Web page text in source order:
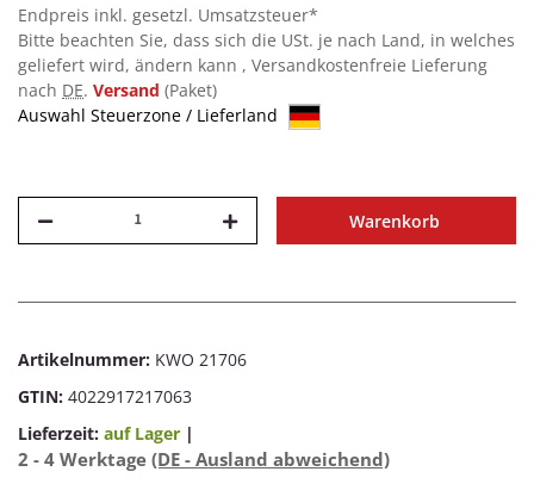
Endpreis inkl. gesetzl. Umsatzsteuer*
Bitte beachten Sie, dass sich die USt. je nach Land, in welches
geliefert wird, ändern kann , Versandkostenfreie Lieferung
nach DE. Versand (Paket)
Auswahl Steuerzone / Lieferland
Warenkorb
Artikelnummer: KWO 21706
GTIN: 4022917217063
Lieferzeit: auf Lager |
2 - 4 Werktage (DE - Ausland abweichend)